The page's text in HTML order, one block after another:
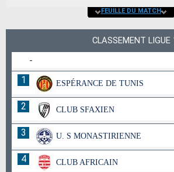
FEUILLE DU MATCH
CLASSEMENT
-
1 ESPÉRANCE DE TUNIS
2 CLUB SFAXIEN
3 U. S MONASTIRIENNE
4 CLUB AFRICAIN